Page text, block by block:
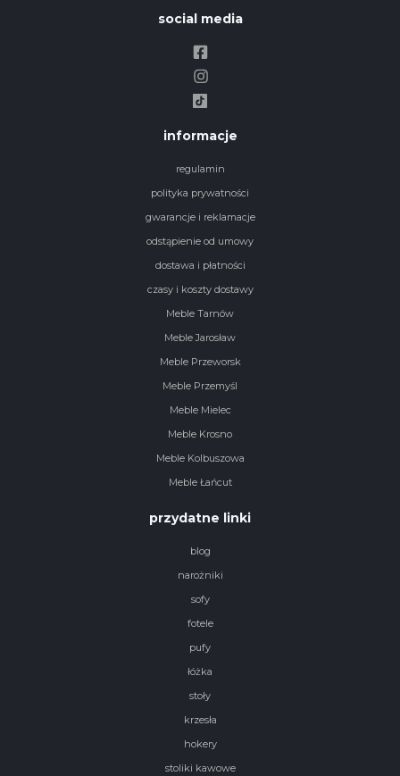
social media
informacje
regulamin
polityka prywatności
gwarancje i reklamacje
odstąpienie od umowy
dostawa i płatności
czasy i koszty dostawy
Meble Tarnów
Meble Jarosław
Meble Przeworsk
Meble Przemyśl
Meble Mielec
Meble Krosno
Meble Kolbuszowa
Meble Łańcut
przydatne linki
blog
narożniki
sofy
fotele
pufy
łóżka
stoły
krzesła
hokery
stoliki kawowe